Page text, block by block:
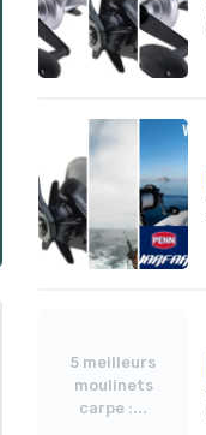
5 meilleurs
moulinets
carpe :...